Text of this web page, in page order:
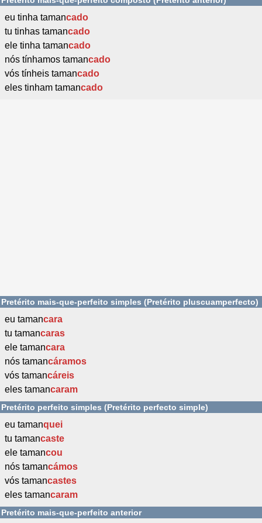
eu tinha tamancado
tu tinhas tamancado
ele tinha tamancado
nós tínhamos tamancado
vós tínheis tamancado
eles tinham tamancado
Pretérito mais-que-perfeito simples (Pretérito pluscuamperfecto)
eu tamancara
tu tamancaras
ele tamancara
nós tamancáramos
vós tamancáreis
eles tamancaram
Pretérito perfeito simples (Pretérito perfecto simple)
eu tamanquei
tu tamancaste
ele tamancou
nós tamancámos
vós tamancastes
eles tamancaram
Pretérito mais-que-perfeito anterior